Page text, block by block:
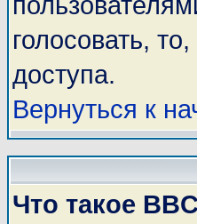
голосовать,
доступа.
Вернуться к
Что такое